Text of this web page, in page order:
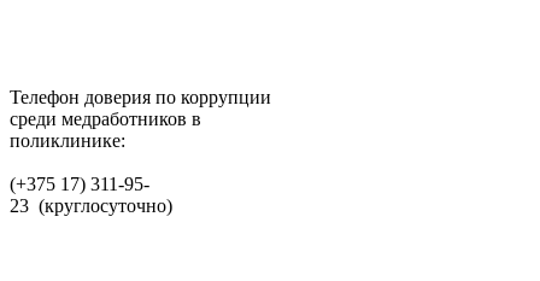
Телефон доверия по коррупции
среди медработников в
поликлинике:
(+375 17) 311-95-
23 (круглосуточно)